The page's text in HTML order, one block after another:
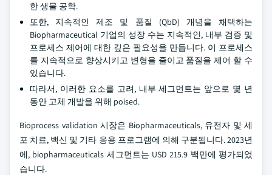
한 생물 공학.
또한, 지속적인 제조 및 품질 (QbD) 개념을 채택하는
Biopharmaceutical 기업의 성장 수는 지속적인, 내부 검증 및
프로세스 제어에 대한 깊은 필요성을 만듭니다. 이 프로세스
를 지속적으로 향상시키고 변형을 줄이고 품질을 제어 할 수
있습니다.
따라서, 이러한 요소를 고려, 내부 세그먼트는 앞으로 몇 년
동안 고체 개발을 위해 poised.
Bioprocess validation 시장은 Biopharmaceuticals, 유전자 및 세
포 치료, 백신 및 기타 응용 프로그램에 의해 구분됩니다. 2023년
에, biopharmaceuticals 세그먼트는 USD 215.9 백만에 평가되었
습니다.